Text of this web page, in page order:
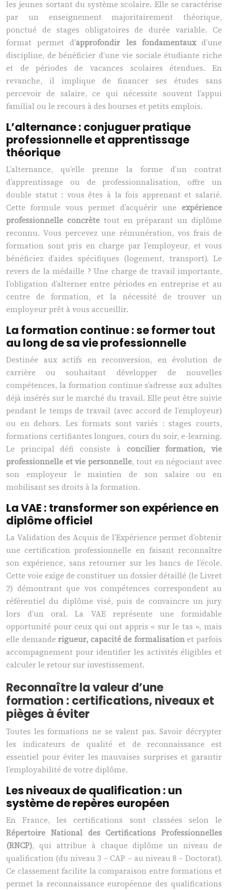
les jeunes sortant du système scolaire. Elle se caractérise
par un enseignement majoritairement théorique,
ponctué de stages obligatoires de durée variable. Ce
format permet d’approfondir les fondamentauxd’une
discipline, de bénéficier d’une vie sociale étudiante riche
et de périodes de vacances scolaires étendues. En
revanche, il implique de financer ses études sans
percevoir de salaire, ce qui nécessite souvent l’appui
familial ou le recours à des bourses et petits emplois.
L’alternance : conjuguer pratique
professionnelle et apprentissage
théorique
L’alternance, qu’elle prenne la forme d’un contrat
d’apprentissage ou de professionnalisation, offre un
double statut : vous êtes à la fois apprenant et salarié.
Cette formule vous permet d’acquérir une expérience
professionnelle concrètetout en préparant un diplôme
reconnu. Vous percevez une rémunération, vos frais de
formation sont pris en charge par l’employeur, et vous
bénéficiez d’aides spécifiques (logement, transport). Le
revers de la médaille ? Une charge de travail importante,
l’obligation d’alterner entre périodes en entreprise et au
centre de formation, et la nécessité de trouver un
employeur prêt à vous accueillir.
La formation continue : se former tout
au long de sa vie professionnelle
Destinée aux actifs en reconversion, en évolution de
carrière ou souhaitant développer de nouvelles
compétences, la formation continue s’adresse aux adultes
déjà insérés sur le marché du travail. Elle peut être suivie
pendant le temps de travail (avec accord de l’employeur)
ou en dehors. Les formats sont variés : stages courts,
formations certifiantes longues, cours du soir, e-learning.
Le principal défi consiste à concilier formation, vie
professionnelle et vie personnelle, tout en négociant avec
son employeur le maintien de son salaire ou en
mobilisant ses droits à la formation.
La VAE : transformer son expérience en
diplôme officiel
La Validation des Acquis de l’Expérience permet d’obtenir
une certification professionnelle en faisant reconnaître
son expérience, sans retourner sur les bancs de l’école.
Cette voie exige de constituer un dossier détaillé (le Livret
2) démontrant que vos compétences correspondent au
référentiel du diplôme visé, puis de convaincre un jury
lors d’un oral. La VAE représente une formidable
opportunité pour ceux qui ont appris « sur le tas », mais
elle demanderigueur, capacité de formalisationet parfois
accompagnement pour identifier les activités éligibles et
calculer le retour sur investissement.
Reconnaître la valeur d’une
formation : certifications, niveaux et
pièges à éviter
Toutes les formations ne se valent pas. Savoir décrypter
les indicateurs de qualité et de reconnaissance est
essentiel pour éviter les mauvaises surprises et garantir
l’employabilité de votre diplôme.
Les niveaux de qualification : un
système de repères européen
En France, les certifications sont classées selon le
Répertoire National des Certifications Professionnelles
(RNCP), qui attribue à chaque diplôme un niveau de
qualification (du niveau 3 – CAP – au niveau 8 – Doctorat).
Ce classement facilite la comparaison entre formations et
permet la reconnaissance européenne des qualifications